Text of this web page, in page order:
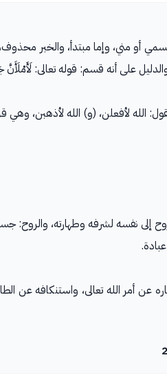
أو مني، وإما مبتدأ، والخبر
على أنه قسم: قوله تعالى: لَأَمْلَأَنَّ
الله لأفعلن، (و) الله لأذهبن، وهي
نفسه لشرفه وطهارته، والروح:
عن أمر الله تعالى،